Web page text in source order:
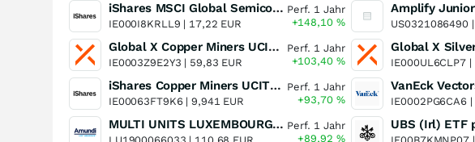
iShares MSCI Global Semiconductors UCITS ETF USD (Acc)
IE000I8KRLL9 | 17,22 EUR
Perf. 1 Jahr
+148,10 %
Global X Copper Miners UCITS ETF USD Acc
IE0003Z9E2Y3 | 59,83 EUR
Perf. 1 Jahr
+103,40 %
iShares Copper Miners UCITS ETF
IE00063FT9K6 |9,941 EUR
Perf. 1 Jahr
+93,70 %
MULTI UNITS LUXEMBOURG - Lyxor MSCI Semiconductors ESG Filtered Perf. 1 Jahr
+89,92 %
US0321086490 |
IE000UL6CLP7 |
IE0002PG6CA6 |